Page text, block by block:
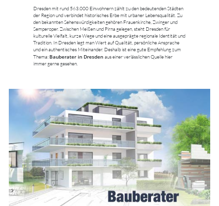
Dresden mit rund 563.000 Einwohnern zählt zu den bedeutenden Städten
der Region und verbindet historisches Erbe mit urbaner Lebensqualität. Zu
den bekannten Sehenswürdigkeiten gehören Frauenkirche, Zwinger und
Semperoper. Zwischen Meißen und Pirna gelegen, steht Dresden für
kulturelle Vielfalt, kurze Wege und eine ausgeprägte regionale Identität und
Tradition. In Dresden legt man Wert auf Qualität, persönliche Ansprache
und ein authentisches Miteinander. Deshalb ist eine gute Empfehlung zum
Thema: Bauberater in Dresden aus einer verlässlichen Quelle hier
immer gerne gesehen.